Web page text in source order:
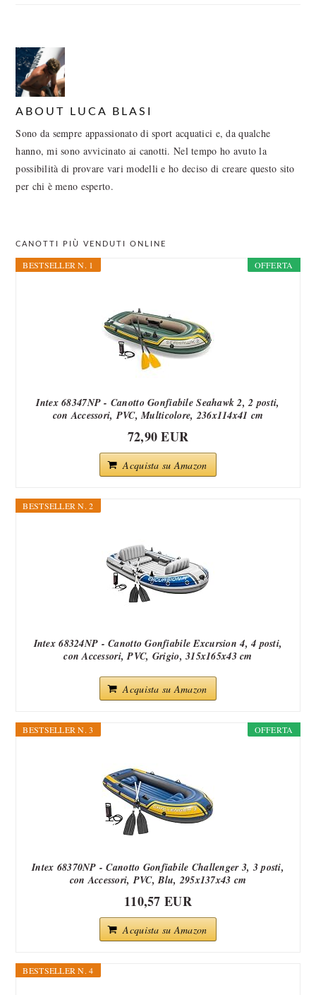
ABOUT LUCA BLASI
Sono da sempre appassionato di sport acquatici e, da qualche
hanno, mi sono avvicinato ai canotti. Nel tempo ho avuto la
possibilità di provare vari modelli e ho deciso di creare questo sito
per chi è meno esperto.
PRIMARY
SIDEBAR
CANOTTI PIÙ VENDUTI ONLINE
OFFERTA
BESTSELLER N. 1
Intex 68347NP - Canotto Gonfiabile Seahawk 2, 2 posti,
con Accessori, PVC, Multicolore, 236x114x41 cm
72,90 EUR
Acquista su Amazon
BESTSELLER N. 2
Intex 68324NP - Canotto Gonfiabile Excursion 4, 4 posti,
con Accessori, PVC, Grigio, 315x165x43 cm
Acquista su Amazon
OFFERTA
BESTSELLER N. 3
Intex 68370NP - Canotto Gonfiabile Challenger 3, 3 posti,
con Accessori, PVC, Blu, 295x137x43 cm
110,57 EUR
Acquista su Amazon
BESTSELLER N. 4